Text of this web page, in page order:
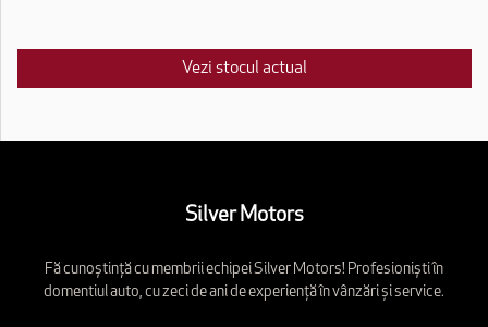
Vezi stocul actual
Silver Motors
Fă cunoștință cu membrii echipei Silver Motors! Profesioniști în
domentiul auto, cu zeci de ani de experiență în vânzări și service.